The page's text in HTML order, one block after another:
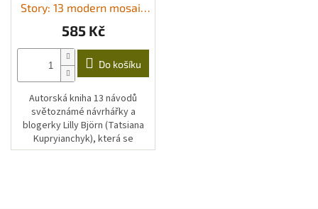
Story: 13 modern mosaic
crochet patterns
585 Kč
Do košíku
Autorská kniha 13 návodů
světoznámé návrhářky a
blogerky Lilly Björn (Tatsiana
Kupryianchyk), která se
specializuje na mozaikové a